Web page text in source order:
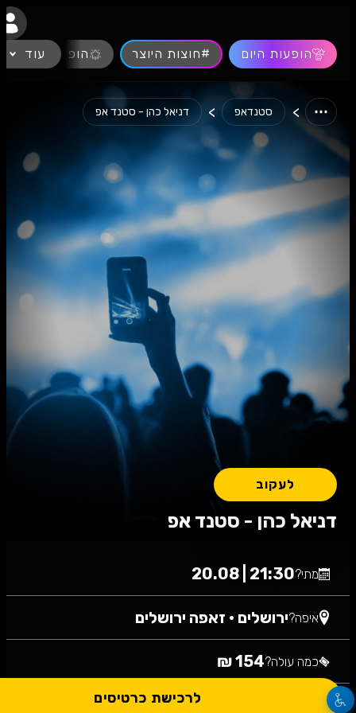
הופעות היום #חוצות היוצר הופעות חיות
עוד
> סטנדאפ > דניאל כהן - סטנד אפ
דניאל כהן - סטנד אפ
לעקוב
מתי?21:30 | 20.08
איפה?ירושלים • זאפה ירושלים
כמה עולה?154 ₪
לרכישת כרטיסים